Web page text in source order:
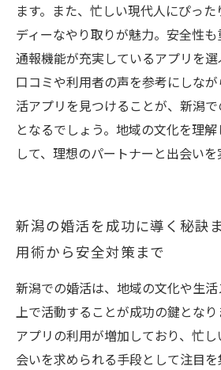
ます。また、忙しい現代人にぴっ
ディーなやり取りが魅力。安全性
通報機能が充実しているアプリを選
口コミや利用者の声を参考にしな
活アプリを見つけることが、新潟
となるでしょう。地域の文化を理
して、理想のパートナーと出会いを
新潟の婚活を成功に導く秘訣
用術から安全対策まで
新潟での婚活は、地域の文化や生
上で活動することが成功の鍵とな
アプリの利用が増加しており、忙
会いを求められる手段として注目